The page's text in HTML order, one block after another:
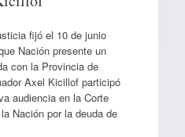
fijó el 10 de junio
Nación presente un
con la Provincia de
Axel Kicillof participó
audiencia en la Corte
Nación por la deuda de